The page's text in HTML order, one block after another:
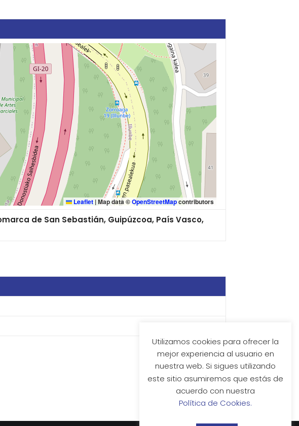
Leaflet |Map data ©OpenStreetMapcontributors
de San Sebastián, Guipúzcoa, País Vasco,
Utilizamos cookies para ofrecer la
mejor experiencia al usuario en
nuestra web. Si sigues utilizando
este sitio asumiremos que estás de
acuerdo con nuestra
Política de Cookies.